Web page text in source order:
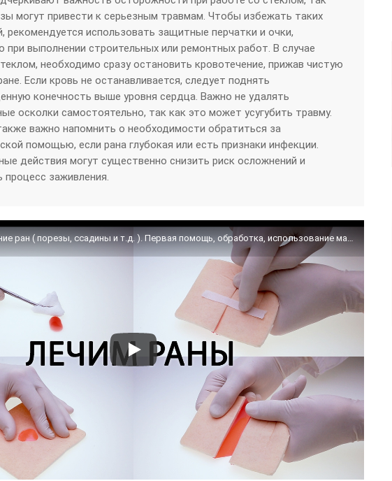
могут привести к серьезным травмам. Чтобы избежать таких
рекомендуется использовать защитные перчатки и очки,
при выполнении строительных или ремонтных работ. В случае
необходимо сразу остановить кровотечение, прижав чистую
Если кровь не останавливается, следует поднять
конечность выше уровня сердца. Важно не удалять
осколки самостоятельно, так как это может усугубить травму.
важно напомнить о необходимости обратиться за
помощью, если рана глубокая или есть признаки инфекции.
действия могут существенно снизить риск осложнений и
процесс заживления.